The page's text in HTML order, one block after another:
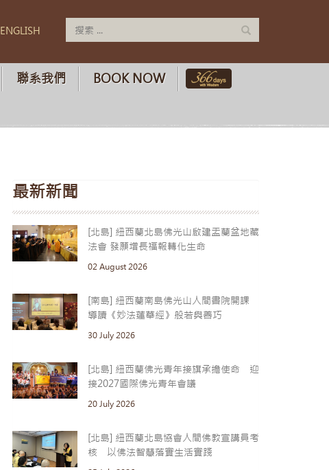
ENGLISH
聯系我們 BOOK NOW
最新新聞
[北島] 紐西蘭北島佛光山啟建盂蘭盆地藏
法會 發願增長福報轉化生命
02 August 2026
[南島] 紐西蘭南島佛光山人間書院開課
導讀《妙法蓮華經》般若與善巧
30 July 2026
[北島] 紐西蘭佛光青年接旗承擔使命 迎
接2027國際佛光青年會議
20 July 2026
[北島] 紐西蘭北島協會人間佛教宣講員考
核 以佛法智慧落實生活實踐